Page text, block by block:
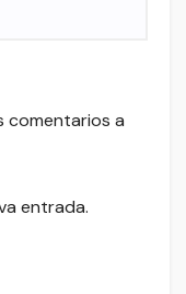
comentarios a
entrada.